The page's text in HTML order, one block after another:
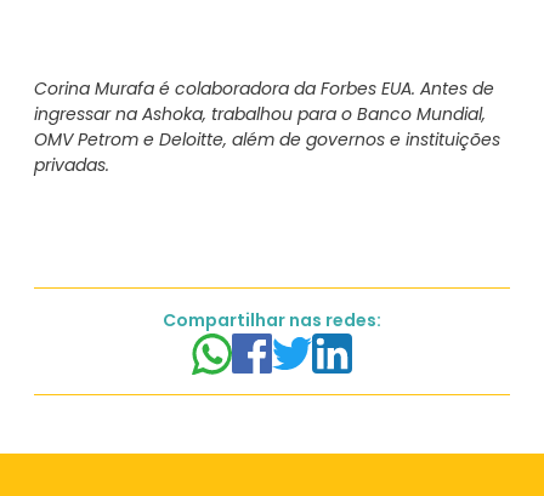
Corina Murafa é colaboradora da Forbes EUA. Antes de
ingressar na Ashoka, trabalhou para o Banco Mundial,
OMV Petrom e Deloitte, além de governos e instituições
privadas.
Compartilhar nas redes: